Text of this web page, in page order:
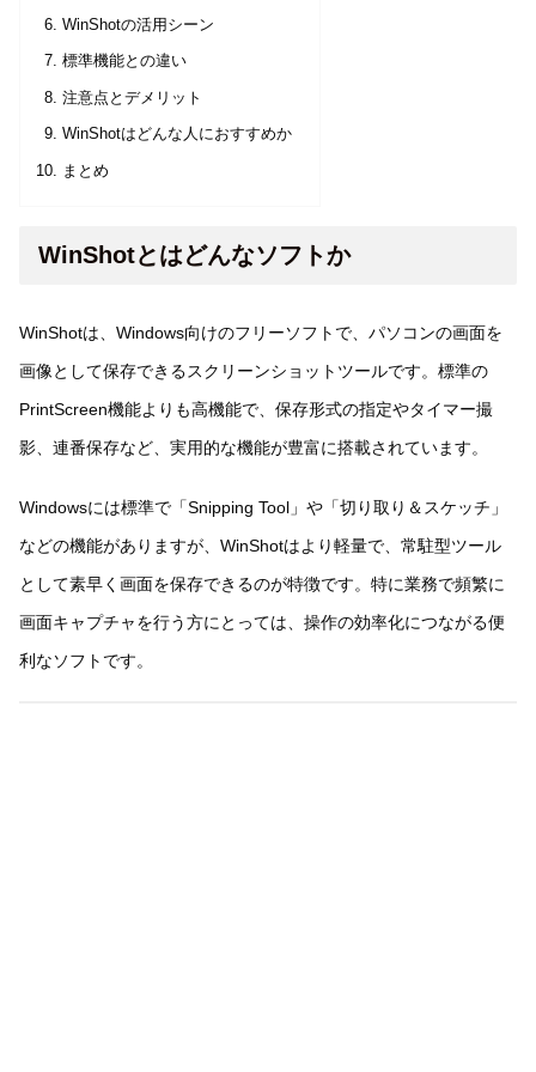
WinShotの活用シーン
標準機能との違い
注意点とデメリット
WinShotはどんな人におすすめか
まとめ
WinShotとはどんなソフトか
WinShotは、Windows向けのフリーソフトで、パソコンの画面を
画像として保存できるスクリーンショットツールです。標準の
PrintScreen機能よりも高機能で、保存形式の指定やタイマー撮
影、連番保存など、実用的な機能が豊富に搭載されています。
Windowsには標準で「Snipping Tool」や「切り取り＆スケッチ」
などの機能がありますが、WinShotはより軽量で、常駐型ツール
として素早く画面を保存できるのが特徴です。特に業務で頻繁に
画面キャプチャを行う方にとっては、操作の効率化につながる便
利なソフトです。